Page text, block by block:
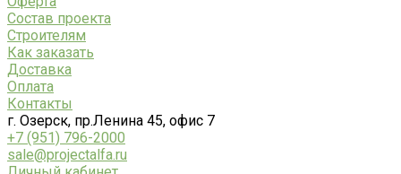
Состав проекта
Строителям
Как заказать
Доставка
Оплата
Контакты
г. Озерск, пр.Ленина 45, офис 7
+7 (951) 796-2000
sale@projectalfa.ru